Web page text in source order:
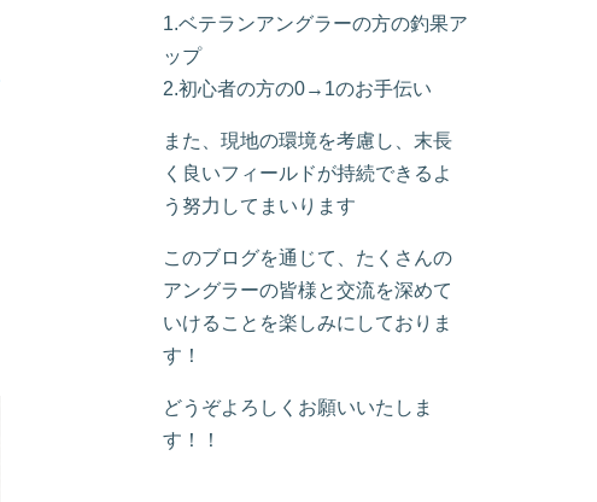
1.ベテランアングラーの方の釣果ア
ップ
2.初心者の方の0→1のお手伝い
また、現地の環境を考慮し、末長
く良いフィールドが持続できるよ
う努力してまいります
このブログを通じて、たくさんの
アングラーの皆様と交流を深めて
いけることを楽しみにしておりま
す！
どうぞよろしくお願いいたしま
す！！